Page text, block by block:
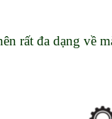
rất đa dạng về